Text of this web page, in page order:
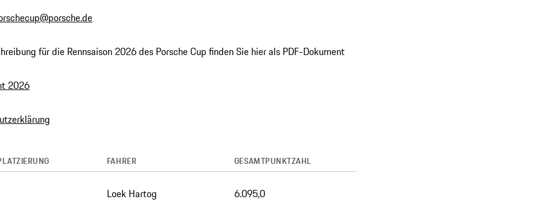
für die Rennsaison 2026 des Porsche Cup finden Sie hier als PDF-Dokument
2026
FAHRER GESAMTPUNKTZAHL
Loek Hartog 6.095,0